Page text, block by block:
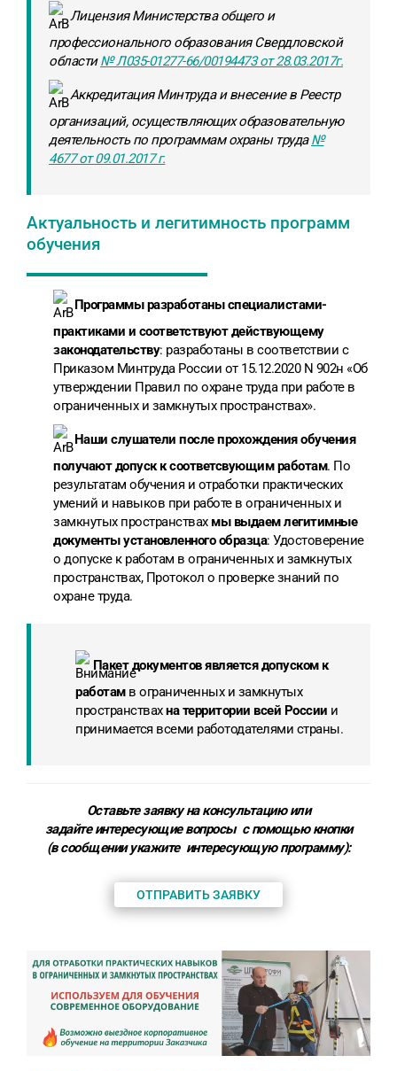
Лицензия Министерства общего и
профессионального образования Свердловской
области№ Л035-01277-66/00194473 от 28.03.2017г.
Аккредитация Минтруда и внесение в Реестр
организаций, осуществляющих образовательную
деятельность по программам охраны труда№
4677 от 09.01.2017 г.
Актуальность и легитимность программ
обучения
Программы разработаны специалистами-
практиками и соответствуют действующему
законодательству: разработаны в соответствии с
Приказом Минтруда России от 15.12.2020 N 902н «Об
утверждении Правил по охране труда при работе в
ограниченных и замкнутых пространствах».
Наши слушатели после прохождения обучения
получают допуск к соответсвующим работам. По
результатам обучения и отработки практических
умений и навыков при работе в ограниченных и
замкнутых пространствах мы выдаем легитимные
документы установленного образца: Удостоверение
о допуске к работам в ограниченных и замкнутых
пространствах, Протокол о проверке знаний по
охране труда.
Пакет документов является допуском к
работамв ограниченных и замкнутых
пространствахна территории всей России и
принимается всеми работодателями страны.
Оставьте заявку на консультацию или
задайте интересующие вопросы с помощью кнопки
(в сообщении укажите интересующую программу):
ОТПРАВИТЬ ЗАЯВКУ